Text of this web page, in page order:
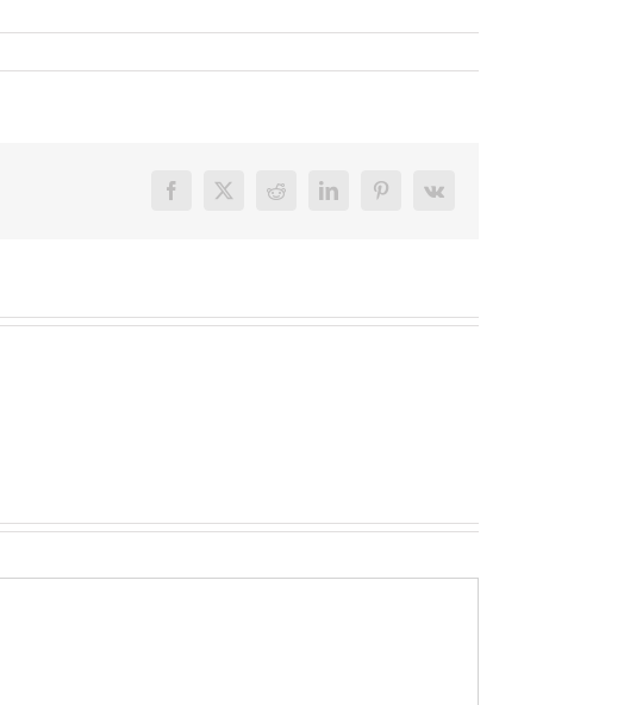
Facebook
X Reddit LinkedInPinterest
Vk